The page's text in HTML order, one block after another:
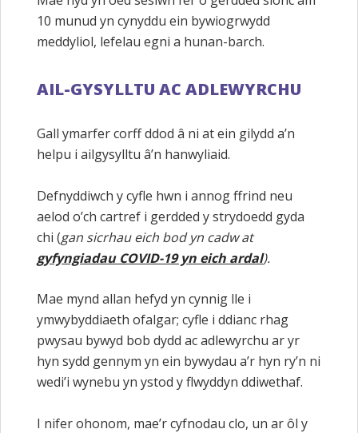
10 munud yn cynyddu ein bywiogrwydd
meddyliol, lefelau egni a hunan-barch.
AIL-GYSYLLTU AC ADLEWYRCHU
Gall ymarfer corff ddod â ni at ein gilydd a’n
helpu i ailgysylltu â’n hanwyliaid.
Defnyddiwch y cyfle hwn i annog ffrind neu
aelod o’ch cartref i gerdded y strydoedd gyda
chi (gan sicrhau eich bod yn cadw at
gyfyngiadau COVID-19 yn eich ardal).
Mae mynd allan hefyd yn cynnig lle i
ymwybyddiaeth ofalgar; cyfle i ddianc rhag
pwysau bywyd bob dydd ac adlewyrchu ar yr
hyn sydd gennym yn ein bywydau a’r hyn ry’n ni
wedi’i wynebu yn ystod y flwyddyn ddiwethaf.
I nifer ohonom, mae’r cyfnodau clo, un ar ôl y